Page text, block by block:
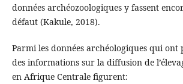
données archéozoologiques y fassent
défaut (Kakule, 2018).
Parmi les données archéologiques qui ont
des informations sur la diffusion de
en Afrique Centrale figurent: